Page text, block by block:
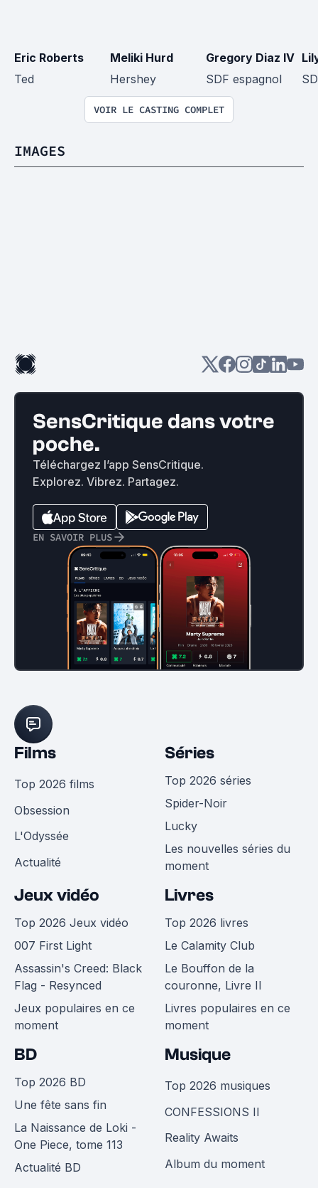
Eric Roberts
Ted
Meliki Hurd
Hershey
Gregory Diaz IV
SDF espagnol
VOIR LE CASTING COMPLET
IMAGES
SensCritique dans votre
poche.
Téléchargez l’app SensCritique.
Explorez. Vibrez. Partagez.
EN SAVOIR PLUS
Films
Top 2026 films
Obsession
L'Odyssée
Actualité
Séries
Top 2026 séries
Spider-Noir
Lucky
Les nouvelles séries du
moment
Jeux vidéo
Top 2026 Jeux vidéo
007 First Light
Assassin's Creed: Black
Flag - Resynced
Jeux populaires en ce
moment
Livres
Top 2026 livres
Le Calamity Club
Le Bouffon de la
couronne, Livre II
Livres populaires en ce
moment
BD
Top 2026 BD
Une fête sans fin
La Naissance de Loki -
One Piece, tome 113
Actualité BD
Musique
Top 2026 musiques
CONFESSIONS II
Reality Awaits
Album du moment